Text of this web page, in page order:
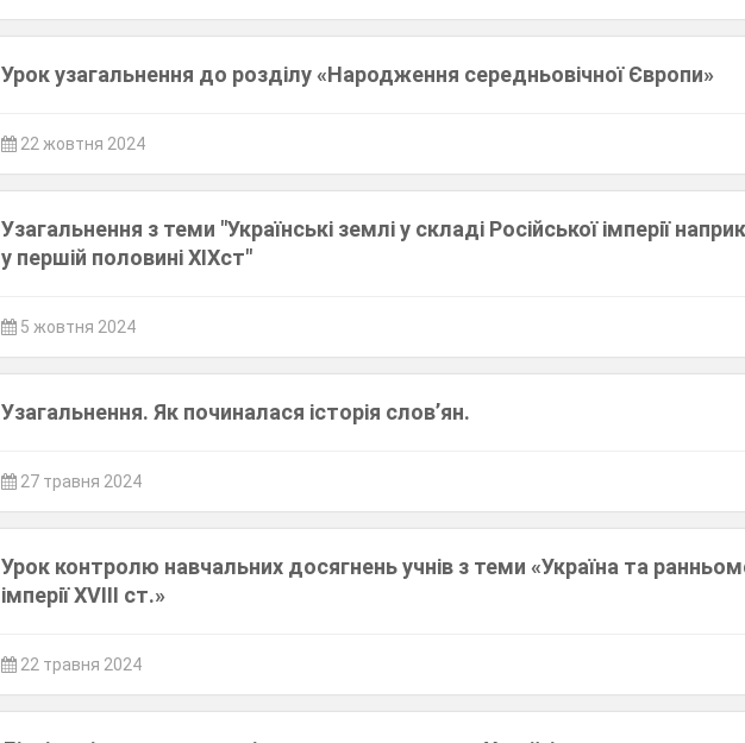
Урок узагальнення до розділу «Народження середньовічної Європи»
22 жовтня 2024
Узагальнення з теми "Українські землі у складі Російської імперії
у першій половині XIXст"
5 жовтня 2024
Узагальнення. Як починалася історія слов’ян.
27 травня 2024
Урок контролю навчальних досягнень учнів з теми «Україна та
імперії XVIII ст.»
22 травня 2024